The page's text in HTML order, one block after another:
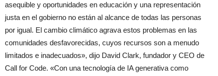
asequible y oportunidades en educación y una representación
justa en el gobierno no están al alcance de todas las personas
por igual. El cambio climático agrava estos problemas en las
comunidades desfavorecidas, cuyos recursos son a menudo
limitados e inadecuados», dijo David Clark, fundador y CEO de
Call for Code. «Con una tecnología de IA generativa como